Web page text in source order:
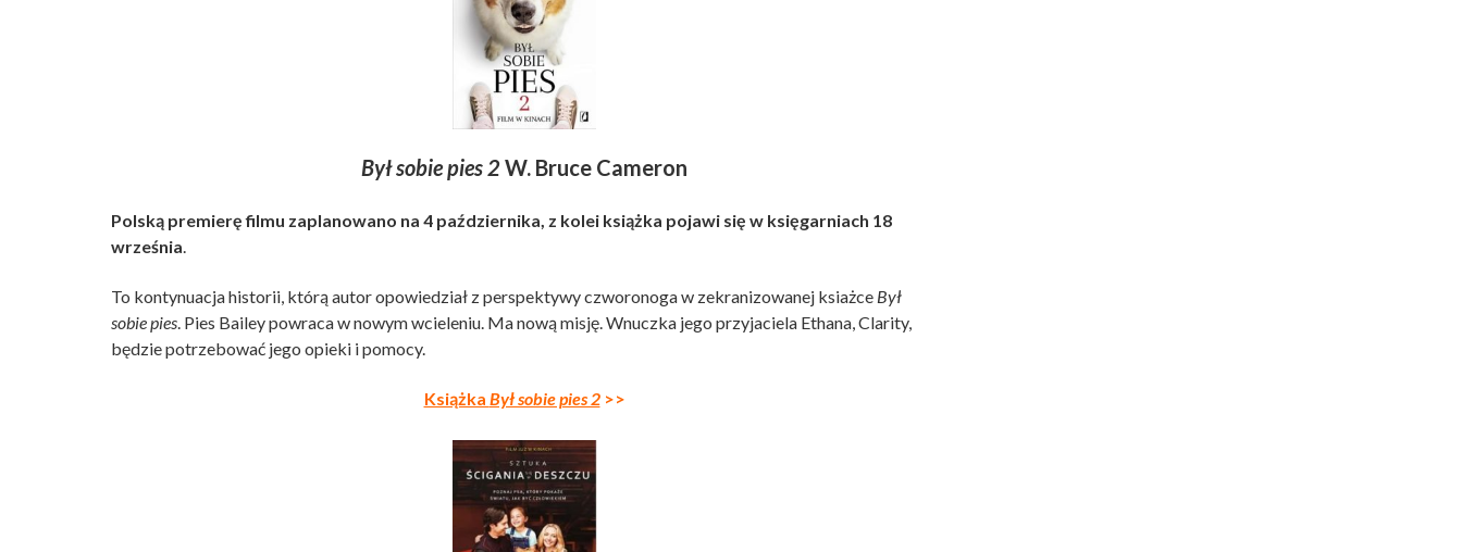
Był sobie pies 2W. Bruce Cameron
Polską premierę filmu zaplanowano na 4 października, z kolei książka pojawi się w księgarniach 18
września.
To kontynuacja historii, którą autor opowiedział z perspektywy czworonoga w zekranizowanej ksiażce Był
sobie pies. Pies Bailey powraca w nowym wcieleniu. Ma nową misję. Wnuczka jego przyjaciela Ethana, Clarity,
będzie potrzebować jego opieki i pomocy.
Książka Był sobie pies 2>>